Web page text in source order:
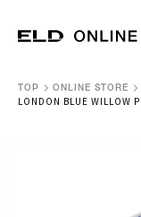
TOP ONLINE STORE
LONDON BLUE WILLOW